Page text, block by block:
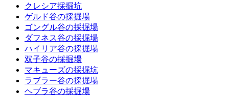
クレシア採掘坑
ゲルド谷の採掘場
ゴングル谷の採掘場
ダフネス谷の採掘場
ハイリア谷の採掘場
双子谷の採掘場
マキューズの採掘坑
ラブラー谷の採掘場
ヘブラ谷の採掘場